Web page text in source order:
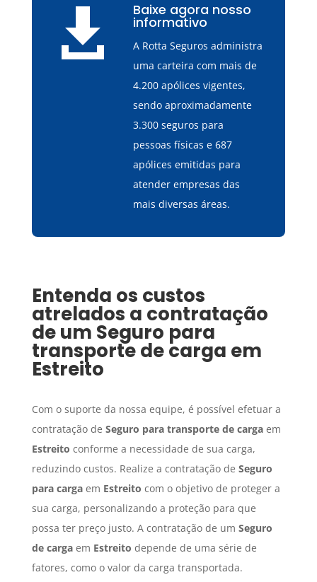
 Baixe agora nosso
informativo
A Rotta Seguros administra
uma carteira com mais de
4.200 apólices vigentes,
sendo aproximadamente
3.300 seguros para
pessoas físicas e 687
apólices emitidas para
atender empresas das
mais diversas áreas.
Entenda os custos
atrelados a contratação
de um Seguro para
transporte de carga em
Estreito
Com o suporte da nossa equipe, é possível efetuar a
contratação de Seguro para transporte de cargaem
Estreito conforme a necessidade de sua carga,
reduzindo custos. Realize a contratação de Seguro
para cargaem Estreito com o objetivo de proteger a
sua carga, personalizando a proteção para que
possa ter preço justo. A contratação de um Seguro
de cargaem Estreito depende de uma série de
fatores, como o valor da carga transportada.